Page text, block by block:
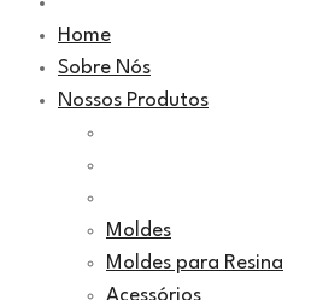
Home
Sobre Nós
Nossos Produtos
Moldes
Moldes para Resina
Acessórios